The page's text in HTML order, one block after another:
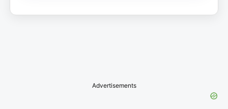
Advertisements